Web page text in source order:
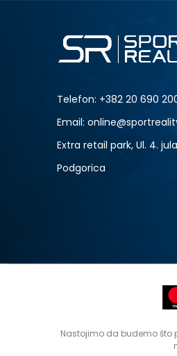
Telefon: +382 20 690
Email:
Extra retail park, Ul. 4.
Podgorica
Nastojimo da budemo što